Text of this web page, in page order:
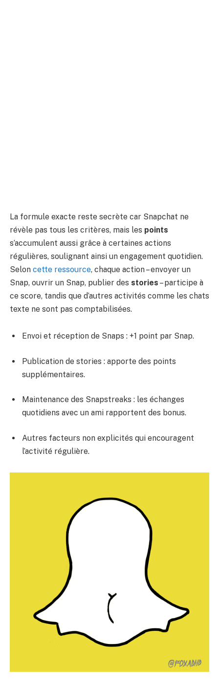
La formule exacte reste secrète car Snapchat ne
révèle pas tous les critères, mais les points
s’accumulent aussi grâce à certaines actions
régulières, soulignant ainsi un engagement quotidien.
Selon cette ressource, chaque action – envoyer un
Snap, ouvrir un Snap, publier des stories – participe à
ce score, tandis que d’autres activités comme les chats
texte ne sont pas comptabilisées.
Envoi et réception de Snaps : +1 point par Snap.
Publication de stories : apporte des points
supplémentaires.
Maintenance des Snapstreaks : les échanges
quotidiens avec un ami rapportent des bonus.
Autres facteurs non explicités qui encouragent
l’activité régulière.